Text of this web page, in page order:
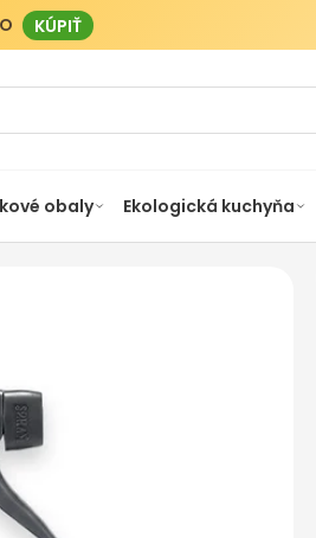
KÚPIŤ
obaly Ekologická kuchyňa